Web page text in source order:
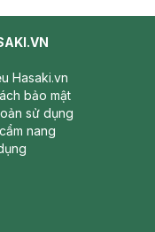
Hasaki.vn
bảo mật
sử dụng
nang